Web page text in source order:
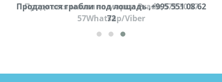
Продается машина марки Prado,571 30 57
57Whatsap/Viber
Продаются грабли под лощадь ,+995 551 08 62
72